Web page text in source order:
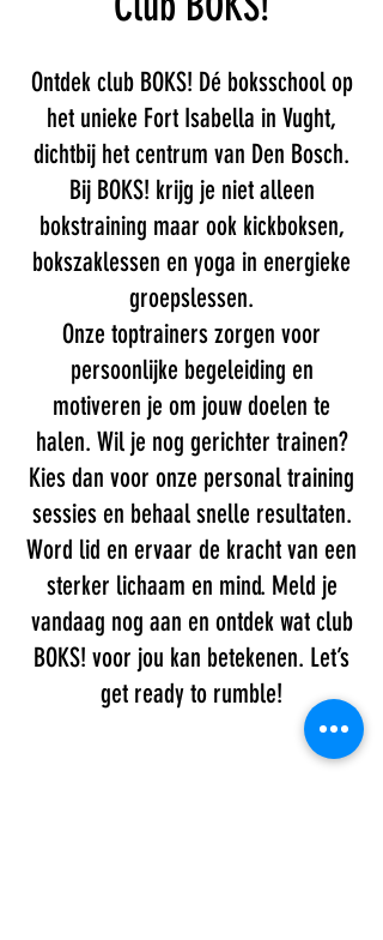
Ontdek club BOKS! Dé boksschool op
het unieke Fort Isabella in Vught,
dichtbij het centrum van Den Bosch.
Bij BOKS! krijg je niet alleen
bokstraining maar ook kickboksen,
bokszaklessen en yoga in energieke
groepslessen.
Onze toptrainers zorgen voor
persoonlijke begeleiding en
motiveren je om jouw doelen te
halen. Wil je nog gerichter trainen?
Kies dan voor onze personal training
sessies en behaal snelle resultaten.
Word lid en ervaar de kracht van een
sterker lichaam en mind. Meld je
vandaag nog aan en ontdek wat club
BOKS! voor jou kan betekenen. Let’s
get ready to rumble!